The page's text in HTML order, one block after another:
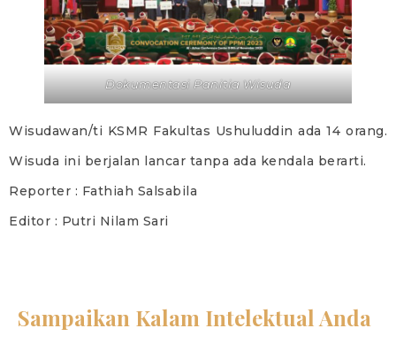
Dokumentasi Panitia Wisuda
Wisudawan/ti KSMR Fakultas Ushuluddin ada 14 orang.
Wisuda ini berjalan lancar tanpa ada kendala berarti.
Reporter : Fathiah Salsabila
Editor : Putri Nilam Sari